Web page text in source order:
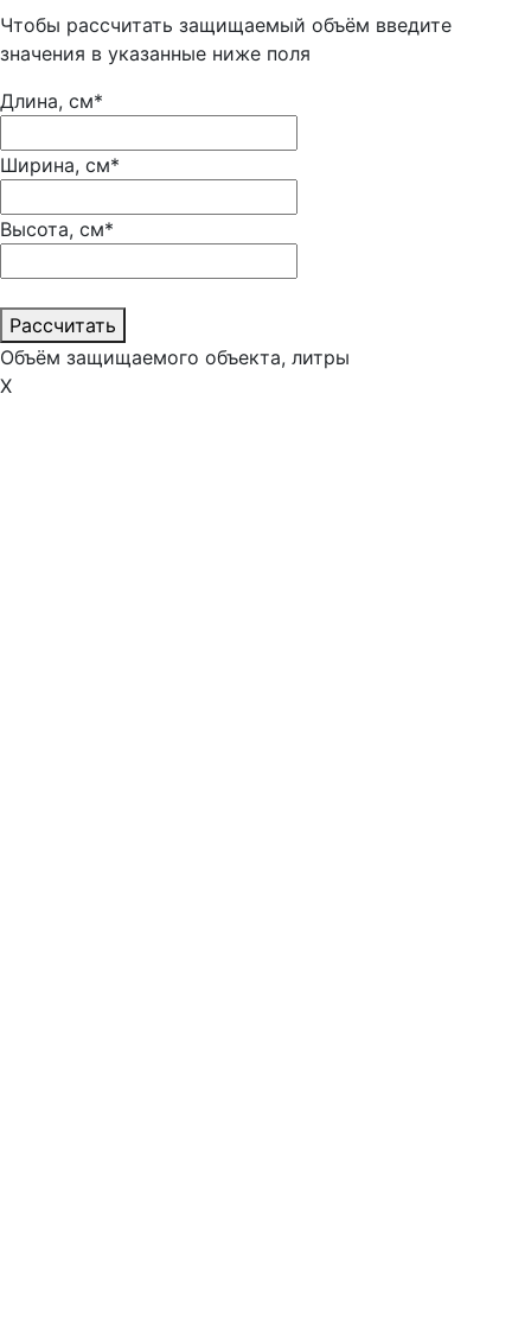
Чтобы рассчитать защищаемый объём введите
значения в указанные ниже поля
Длина, см*
Ширина, см*
Высота, см*
Рассчитать
Объём защищаемого объекта, литры
Х